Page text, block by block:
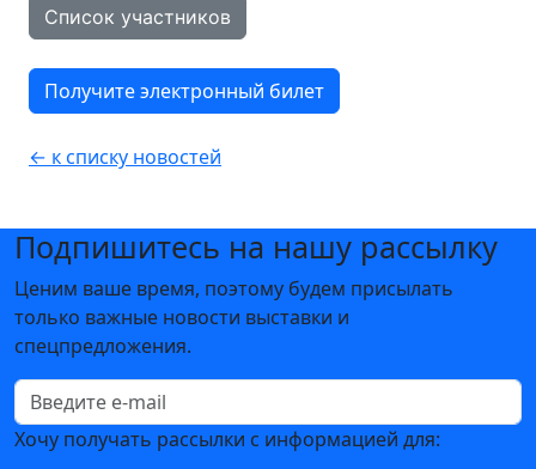
Список участников
Получите электронный билет
← к списку новостей
Подпишитесь на нашу рассылку
Ценим ваше время, поэтому будем присылать
только важные новости выставки и
спецпредложения.
Хочу получать рассылки с информацией для: